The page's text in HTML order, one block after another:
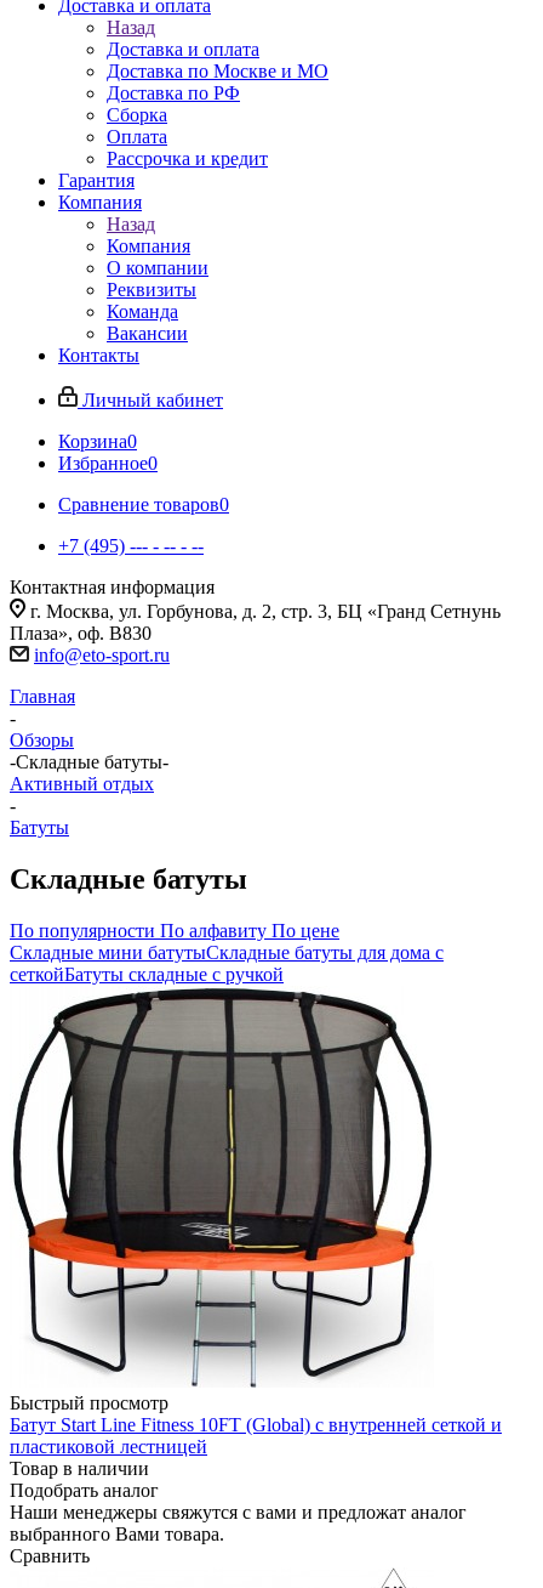
Доставка и оплата
Назад
Доставка и оплата
Доставка по Москве и МО
Доставка по РФ
Сборка
Оплата
Рассрочка и кредит
Гарантия
Компания
Назад
Компания
О компании
Реквизиты
Команда
Вакансии
Контакты
Личный кабинет
Корзина0
Избранное0
Сравнение товаров0
+7 (495) --- - -- - --
Контактная информация
г. Москва, ул. Горбунова, д. 2, стр. 3, БЦ «Гранд Сетнунь
Плаза», оф. В830
info@eto-sport.ru
Главная
-
Обзоры
-Складные батуты-
Активный отдых
-
Батуты
Складные батуты
По популярности По алфавиту По цене
Складные мини батутыСкладные батуты для дома с
сеткойБатуты складные с ручкой
Быстрый просмотр
Батут Start Line Fitness 10FT (Global) с внутренней сеткой и
пластиковой лестницей
Товар в наличии
Подобрать аналог
Наши менеджеры свяжутся с вами и предложат аналог
выбранного Вами товара.
Сравнить